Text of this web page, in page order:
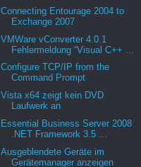
Connecting Entourage 2004 to
Exchange 2007
VMWare vConverter 4.0.1
Fehlermeldung “Visual C++ ...
Configure TCP/IP from the
Command Prompt
Vista x64 zeigt kein DVD
Laufwerk an
Essential Business Server 2008
.NET Framework 3.5 ...
Ausgeblendete Geräte im
Gerätemanager anzeigen